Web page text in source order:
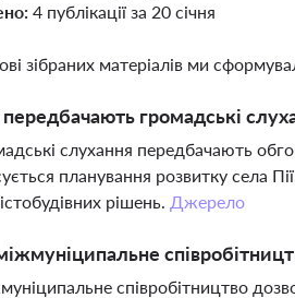
4 публікації за 20 січня
зібраних матеріалів ми
громадські
слухання передбачають
планування розвитку села
рішень. Джерело
співробітництво